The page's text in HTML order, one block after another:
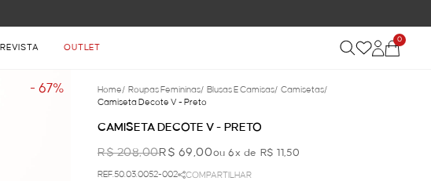
REVISTA OUTLET
0
- 67% Home/ Roupas Femininas/ Blusas E Camisas/ Camisetas/
Camiseta Decote V - Preto
CAMISETA DECOTE V - PRETO
R$ 208,00R$ 69,00ou 6x de R$ 11,50
REF.50.03.0052-002 COMPARTILHAR